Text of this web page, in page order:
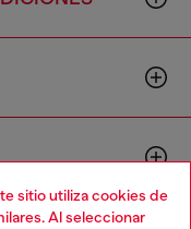
sitio utiliza cookies de
Al seleccionar